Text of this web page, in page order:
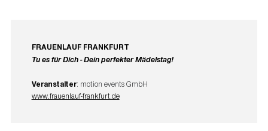
FRAUENLAUF FRANKFURT
Tu es für Dich - Dein perfekter Mädelstag!
Veranstalter: motion events GmbH
www.frauenlauf-frankfurt.de